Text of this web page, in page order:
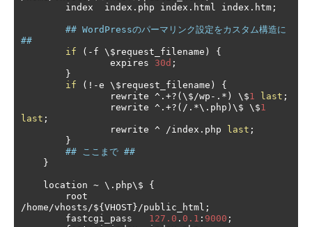
        index  index
. php index . html index . htm ;
## WordPressのパーマリンク設定をカスタム構造に
##
if
(- f \$request_filename )
{
                expires
30d ;
}
if
(!-e \$request_filename )
{
                rewrite
^.+?( \$/wp -.*) \$1 last ;
                rewrite
^.+?(/.*\.php ) \$ \$1
last ;
                rewrite
^ /index . php last ;
}
## ここまで ##
}
    location
~ \.php\$ {
/ home/vhosts/${ VHOST }/public_html ;
        fastcgi_pass
127.0 . 0.1 : 9000 ;